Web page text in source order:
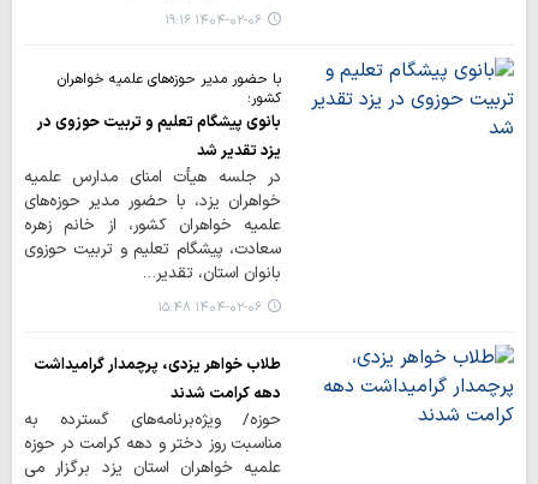
۱۴۰۴-۰۲-۰۶ ۱۹:۱۶
با حضور مدیر حوزه‌های علمیه خواهران
کشور؛
بانوی پیشگام تعلیم و تربیت حوزوی در
یزد تقدیر شد
در جلسه هیأت امنای مدارس علمیه
خواهران یزد، با حضور مدیر حوزه‌های
علمیه خواهران کشور، از خانم زهره
سعادت، پیشگام تعلیم و تربیت حوزوی
بانوان استان، تقدیر…
۱۴۰۴-۰۲-۰۶ ۱۵:۴۸
طلاب خواهر یزدی، پرچمدار گرامیداشت
دهه کرامت شدند
حوزه/ ویژه‌برنامه‌های گسترده به
مناسبت روز دختر و دهه کرامت در حوزه‌
علمیه خواهران استان یزد برگزار می